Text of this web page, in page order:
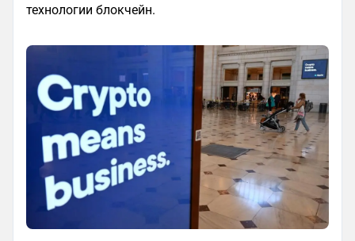
технологии блокчейн.